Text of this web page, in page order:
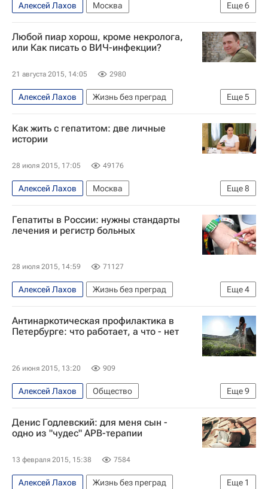
Еще6
Алексей Лахов
Москва
Жизнь без преград
Центральный ФО
Весь мир
Европа Здоровье Россия
Любой пиар хорош, кроме некролога,
или Как писать о ВИЧ-инфекции?
21 августа 2015, 14:05 2980
Еще5
Алексей Лахов
Жизнь без преград
Общество
Европа Весь мир
Здоровье
Россия
Как жить с гепатитом: две личные
истории
28 июля 2015, 17:05 49176
Еще8
Алексей Лахов
Москва
Жизнь без преград
Санкт-Петербург
Центральный ФО
Весь мир
Европа
Всемирный день борьбы с гепатитом
Гепатиты в России: нужны стандарты
лечения и регистр больных
28 июля 2015, 14:59 71127
Еще4
Алексей Лахов
Жизнь без преград
Весь мир
Европа Здоровье Россия
Антинаркотическая профилактика в
Петербурге: что работает, а что - нет
26 июня 2015, 13:20 909
Еще9
Алексей Лахов
Общество
Жизнь без преград
Санкт-Петербург
Европа
Северо-Западный ФО
профилактика наркомании
Россия
Денис Годлевский: для меня сын -
одно из "чудес" АРВ-терапии
13 февраля 2015, 15:38 7584
Еще 1
Алексей Лахов
Жизнь без преград